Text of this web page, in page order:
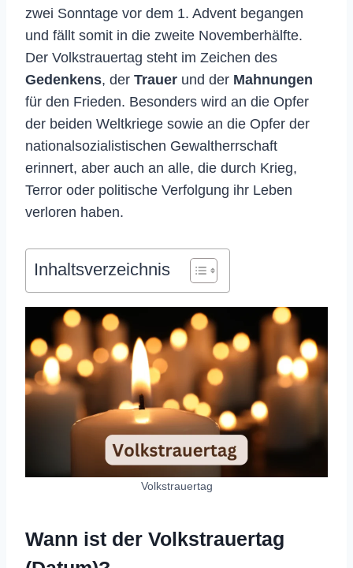
zwei Sonntage vor dem 1. Advent begangen
und fällt somit in die zweite Novemberhälfte.
Der Volkstrauertag steht im Zeichen des
Gedenkens, der Trauer und der Mahnungen
für den Frieden. Besonders wird an die Opfer
der beiden Weltkriege sowie an die Opfer der
nationalsozialistischen Gewaltherrschaft
erinnert, aber auch an alle, die durch Krieg,
Terror oder politische Verfolgung ihr Leben
verloren haben.
Inhaltsverzeichnis
Volkstrauertag
Wann ist der Volkstrauertag